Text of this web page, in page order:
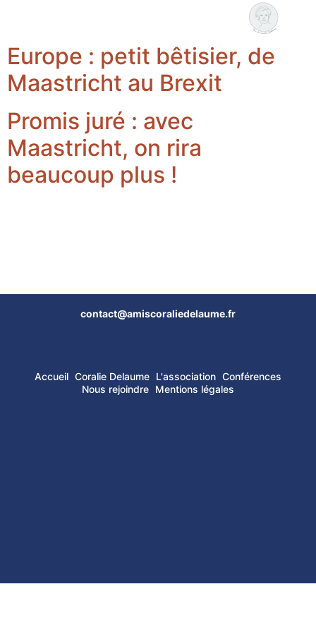
Europe : petit bêtisier, de
Maastricht au Brexit
Promis juré : avec
Maastricht, on rira
beaucoup plus !
contact@amiscoraliedelaume.fr
Accueil Coralie Delaume L'association Conférences
Nous rejoindre Mentions légales